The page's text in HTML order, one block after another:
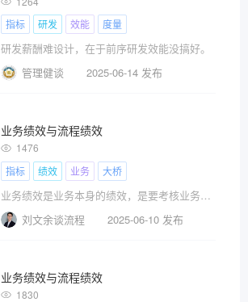
指标
研发 效能 度量
研发薪酬难设计，在于前序研发效能没搞好。
管理健谈
2025-06-14 发布
业务绩效与流程绩效
1476
指标
绩效 业务 大桥
业务绩效是业务本身的绩效，是要考核业务资源的投入产出比，要考核业务的质量和风险，而流程绩效则仅仅是针对流程本身的绩效，流程好不好用，流程能不能承载业务的需求，流程有没有风险，工具本身的性能，就是流程绩效要考虑的事情，但工具不是业务。
刘文余谈流程
2025-06-10 发布
业务绩效与流程绩效
1830